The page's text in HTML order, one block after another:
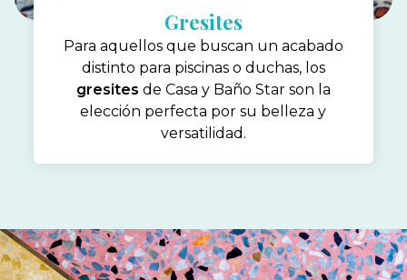
Gresites
Para aquellos que buscan un acabado
distinto para piscinas o duchas, los
gresites de Casa y Baño Star son la
elección perfecta por su belleza y
versatilidad.